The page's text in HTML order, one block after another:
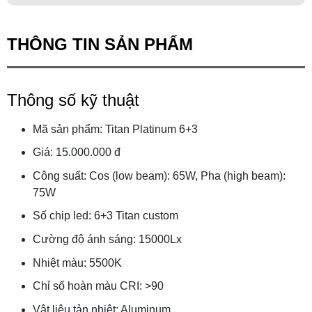
THÔNG TIN SẢN PHẨM
Thông số kỹ thuật
Mã sản phẩm: Titan Platinum 6+3
Giá: 15.000.000 đ
Công suất: Cos (low beam): 65W, Pha (high beam):
75W
Số chip led: 6+3 Titan custom
Cường độ ánh sáng: 15000Lx
Nhiệt màu: 5500K
Chỉ số hoàn màu CRI: >90
Vật liệu tản nhiệt: Aluminum